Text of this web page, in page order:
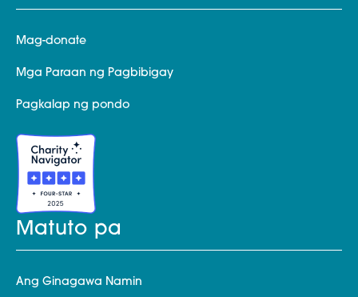
Mag-donate
Mga Paraan ng Pagbibigay
Pagkalap ng pondo
Matuto pa
Ang Ginagawa Namin